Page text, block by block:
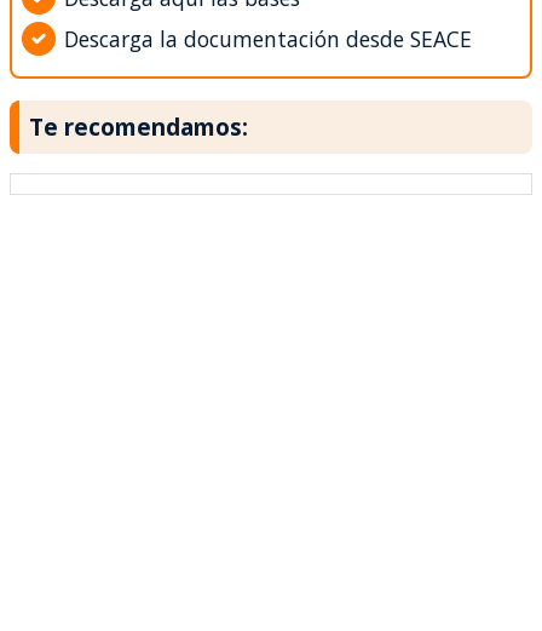
Descarga la documentación desde SEACE
Te recomendamos: